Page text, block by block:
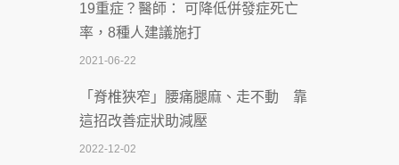
一手刮」】 宣導
2026-07-02
2026-07-02
4連霸議員黃秋澤癌逝！食道癌為何奪命
19重症？醫師： 可降低併發症死亡
率，8種人建議施打
2021-06-22
「脊椎狹窄」腰痛腿麻、走不動 靠
這招改善症狀助減壓
2022-12-02